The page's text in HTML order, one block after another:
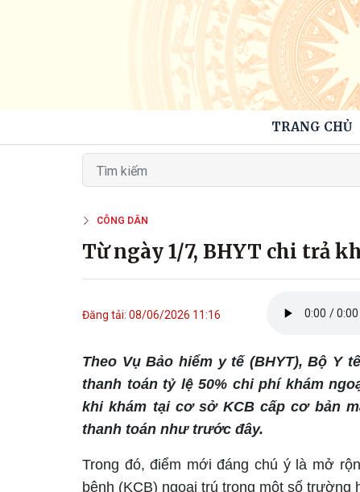
TRANG CHỦ
CÔNG DÂN
Từ ngày 1/7, BHYT chi trả
Đăng tải: 08/06/2026 11:16
Theo Vụ Bảo hiểm y tế (BHYT), Bộ Y
thanh toán tỷ lệ 50% chi phí khám
khi khám tại cơ sở KCB cấp cơ bản
thanh toán như trước đây.
Trong đó, điểm mới đáng chú ý là mở
bệnh (KCB) ngoại trú trong một số trường